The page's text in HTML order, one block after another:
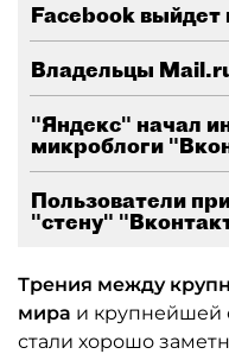
Facebook выйдет
Владельцы
"Яндекс" начал
микроблоги
Пользователи
"стену"
Трения между
мира и крупнейшей
стали хорошо